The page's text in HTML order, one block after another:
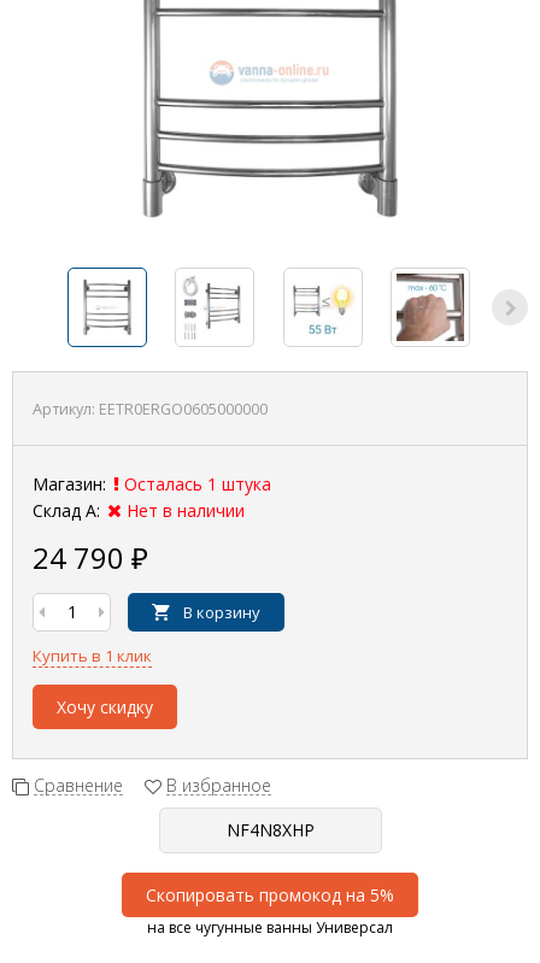
Артикул: EETR0ERGO0605000000
Магазин:
Осталась 1 штука
Склад А:
Нет в наличии
24 790 ₽
В корзину
Купить в 1 клик
Хочу скидку
Сравнение В избранное
Скопировать промокод на 5%
на все чугунные ванны Универсал